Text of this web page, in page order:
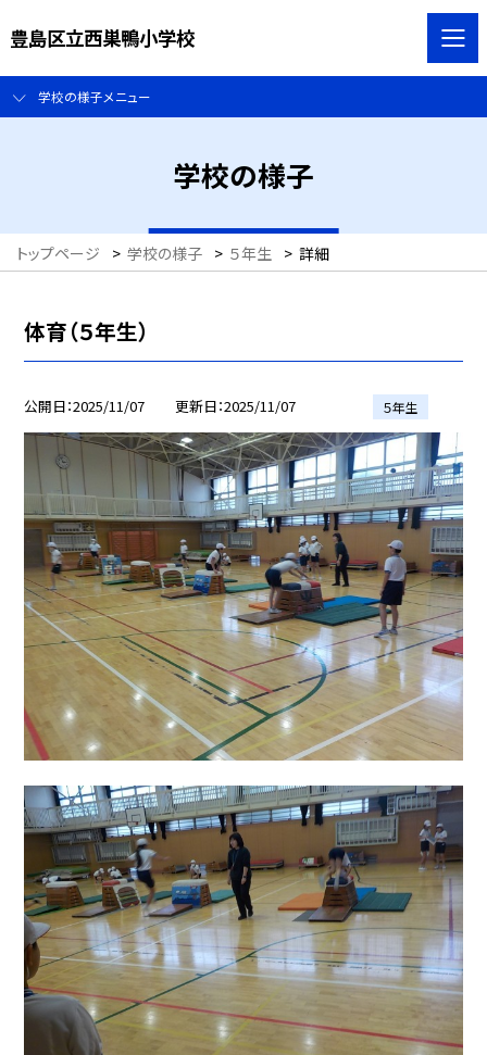
豊島区立西巣鴨小学校
学校の様子メニュー
学校の様子
トップページ > 学校の様子 > ５年生 > 詳細
体育（５年生）
公開日 2025/11/07 更新日 2025/11/07 ５年生